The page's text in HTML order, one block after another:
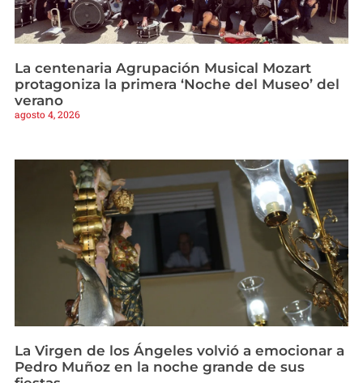
La centenaria Agrupación Musical Mozart
protagoniza la primera ‘Noche del Museo’ del
verano
agosto 4, 2026
La Virgen de los Ángeles volvió a emocionar a
Pedro Muñoz en la noche grande de sus